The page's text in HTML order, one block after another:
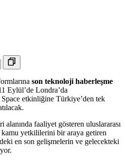
son teknoloji haberleşme
Eylül’de Londra’da
etkinliğine Türkiye’den tek
faaliyet gösteren uluslararası
yetkililerini bir araya getiren
en son gelişmelerin ve gelecekteki